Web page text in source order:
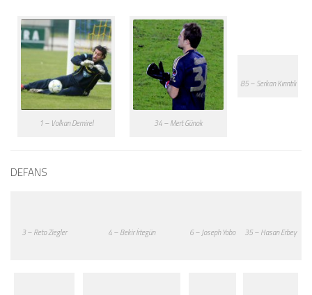
1 – Volkan Demirel 34 – Mert Günok
85 – Serkan Kırıntılı
DEFANS
3 – Reto Ziegler 4 – Bekir İrtegün 6 – Joseph Yobo 35 – Hasan Erbey